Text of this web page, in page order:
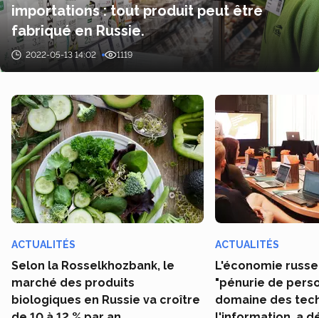
importations : tout produit peut être
fabriqué en Russie.
2022-05-13 14:02 1119
ACTUALITÉS
Selon la Rosselkhozbank, le
marché des produits
biologiques en Russie va croître
ACTUALITÉS
L'économie
"pénurie de
domaine des